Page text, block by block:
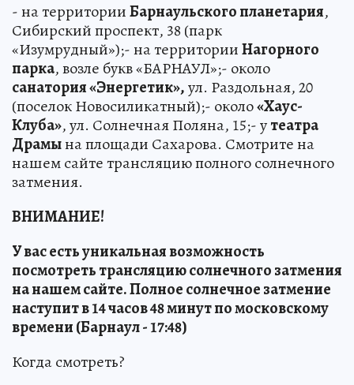
- на территорииБарнаульского планетария,
Сибирский проспект, 38 (парк
«Изумрудный»);- на территорииНагорного
парка, возле букв «БАРНАУЛ»;- около
санатория «Энергетик»,ул. Раздольная, 20
(поселок Новосиликатный);- около«Хаус-
Клуба», ул. Солнечная Поляна, 15;- утеатра
Драмына площади Сахарова. Смотрите на
нашем сайте трансляцию полного солнечного
затмения.
ВНИМАНИЕ!
У вас есть уникальная возможность
посмотреть трансляцию солнечного затмения
на нашем сайте. Полное солнечное затмение
наступит в 14 часов 48 минут по московскому
времени (Барнаул - 17:48)
Когда смотреть?